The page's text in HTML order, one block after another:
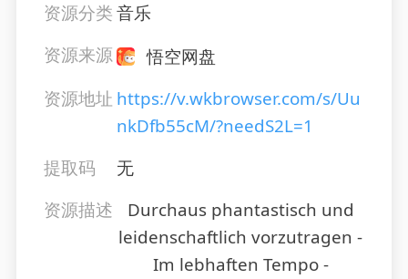
资源分类音乐
资源来源
悟空网盘
资源地址 https://v.wkbrowser.com/s/Uu
nkDfb55cM/?needS2L=1
提取码
无
资源描述
Durchaus phantastisch und
leidenschaftlich vorzutragen -
Im lebhaften Tempo -